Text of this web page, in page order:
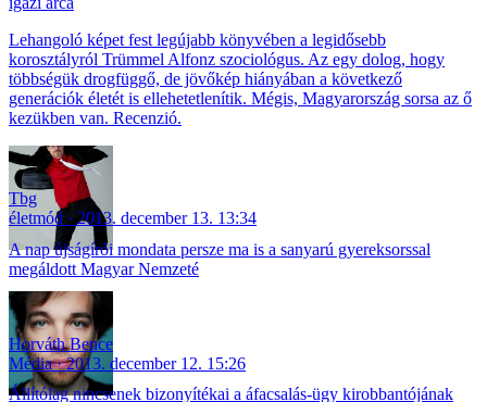
Lehangoló képet fest legújabb könyvében a legidősebb
korosztályról Trümmel Alfonz szociológus. Az egy dolog, hogy
többségük drogfüggő, de jövőkép hiányában a következő
generációk életét is ellehetetlenítik. Mégis, Magyarország sorsa az ő
kezükben van. Recenzió.
Tbg
életmód
2013. december 13. 13:34
A nap újságírói mondata persze ma is a sanyarú gyereksorssal
megáldott Magyar Nemzeté
Horváth Bence
Média
2013. december 12. 15:26
Állítólag nincsenek bizonyítékai a áfacsalás-ügy kirobbantójának